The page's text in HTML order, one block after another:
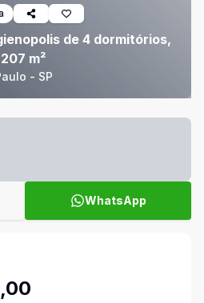
de 4 dormitórios,
m²
- SP
WhatsApp